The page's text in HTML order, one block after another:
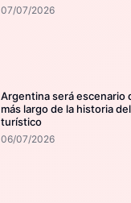
07/07/2026
Argentina será escenario
más largo de la historia
turístico
06/07/2026